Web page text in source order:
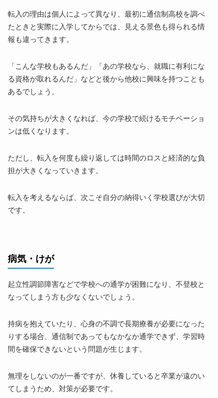
転入の理由は個人によって異なり、最初に通信制高校を調べ
たときと実際に入学してからでは、見える景色も得られる情
報も違ってきます。
「こんな学校もあるんだ」「あの学校なら、就職に有利にな
る資格が取れるんだ」などと後から他校に興味を持つことも
あるでしょう。
その気持ちが大きくなれば、今の学校で続けるモチベーショ
ンは低くなります。
ただし、転入を何度も繰り返しては時間のロスと経済的な負
担が大きくなっていきます。
転入を考えるならば、次こそ自分の納得いく学校選びが大切
です。
病気・けが
起立性調節障害などで学校への通学が困難になり、不登校と
なってしまう方も少なくないでしょう。
持病を抱えていたり、心身の不調で長期療養が必要になった
りする場合、通信制であってもなかなか通学できず、学習時
間を確保できないという問題が生じます。
無理をしないのが一番ですが、休養していると卒業が遠のい
てしまうため、対策が必要です。